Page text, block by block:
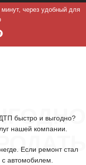
через удобный для
быстро и выгодно?
нашей компании.
Если ремонт стал
с автомобилем.